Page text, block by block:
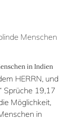
in Indien
HERRN, und
Sprüche 19,17
Möglichkeit,
in